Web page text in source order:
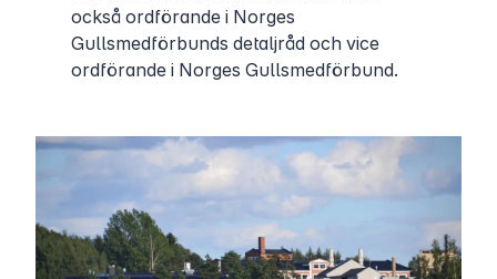
också ordförande i Norges
Gullsmedförbunds detaljråd och vice
ordförande i Norges Gullsmedförbund.